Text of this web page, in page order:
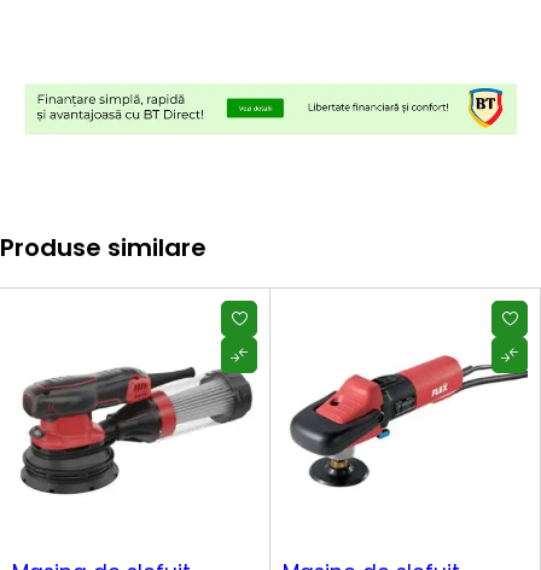
Produse similare